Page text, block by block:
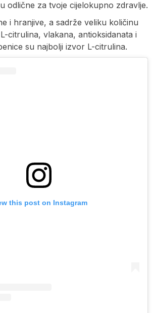
odlične za tvoje cijelokupno zdravlje.
i hranjive, a sadrže veliku količinu
citrulina, vlakana, antioksidanata i
su najbolji izvor L-citrulina.
this post on Instagram